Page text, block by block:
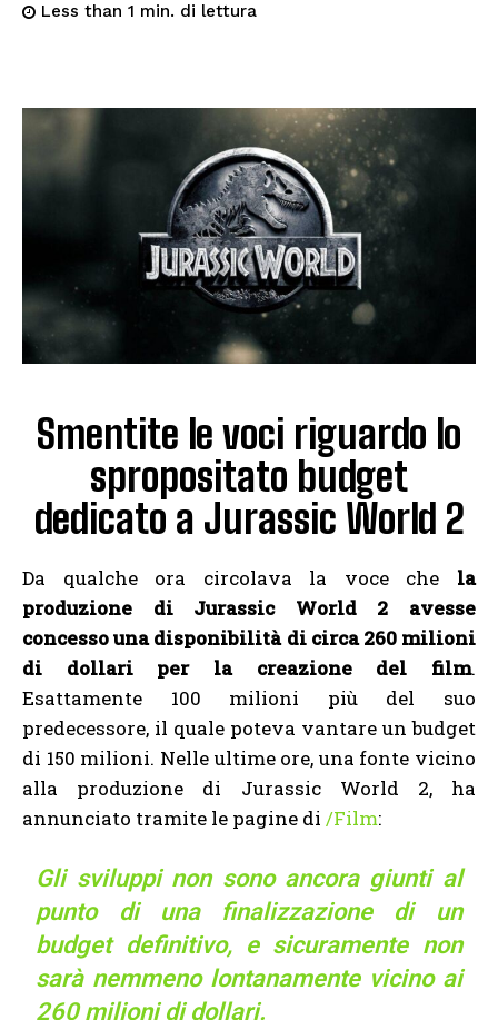
Less than 1 min. di lettura
Smentite le voci riguardo lo
spropositato budget
dedicato a Jurassic World 2
Da qualche ora circolava la voce che la
produzione di Jurassic World 2 avesse
concesso una disponibilità di circa 260 milioni
di dollari per la creazione del film.
Esattamente 100 milioni più del suo
predecessore, il quale poteva vantare un budget
di 150 milioni. Nelle ultime ore, una fonte vicino
alla produzione di Jurassic World 2, ha
annunciato tramite le pagine di /Film:
Gli sviluppi non sono ancora giunti al
punto di una finalizzazione di un
budget definitivo, e sicuramente non
sarà nemmeno lontanamente vicino ai
260 milioni di dollari.